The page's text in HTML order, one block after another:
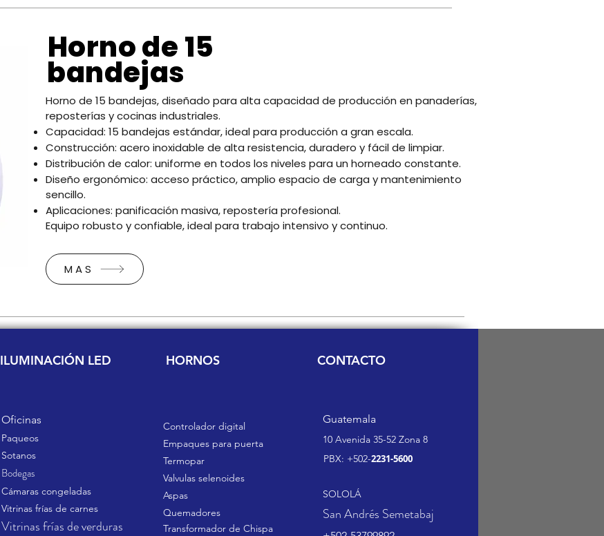
Horno de 15
bandejas
Horno de 15 bandejas, diseñado para alta capacidad de producción en panaderías,
reposterías y cocinas industriales.
Capacidad: 15 bandejas estándar, ideal para producción a gran escala.
Construcción: acero inoxidable de alta resistencia, duradero y fácil de limpiar.
Distribución de calor: uniforme en todos los niveles para un horneado constante.
Diseño ergonómico: acceso práctico, amplio espacio de carga y mantenimiento
sencillo.
Aplicaciones: panificación masiva, repostería profesional.
Equipo robusto y confiable, ideal para trabajo intensivo y continuo.
MAS
ILUMINACIÓN LED HORNOS CONTACTO
Controlador digital
Empaques para puerta
Termopar
Valvulas selenoides
Aspas
Quemadores
Transformador de Chispa
Oficinas
Paqueos
Sotanos
Bodegas
Cámaras congeladas
Vitrinas frías de carnes
Vitrinas frías de verduras
Guatemala
10 Avenida 35-52 Zona 8
PBX: +502-2231-5600
SOLOLÁ
San Andrés Semetabaj